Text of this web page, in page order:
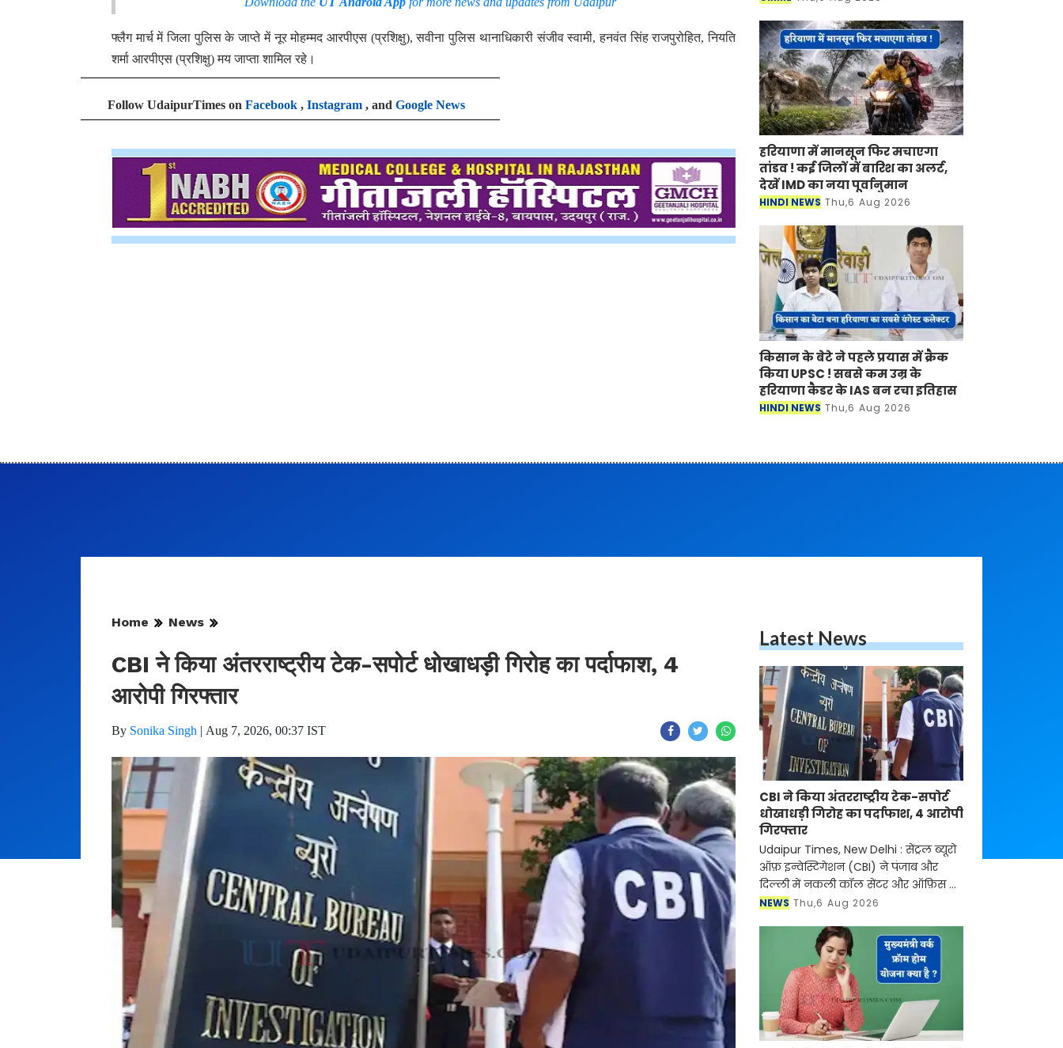
फ्लैग मार्च में जिला पुलिस के जाप्ते में नूर मोहम्मद आरपीएस (प्रशिक्षु), सवीना पुलिस थानाधिकारी संजीव स्वामी, हनवंत सिंह राजपुरोहित, नियति
शर्मा आरपीएस (प्रशिक्षु) मय जाप्ता शामिल रहे।
Follow UdaipurTimes on Facebook , Instagram , and Google News
हरियाणा में मानसून फिर मचाएगा
तांडव ! कई जिलों में बारिश का अलर्ट,
देखें IMD का नया पूर्वानुमान
HINDI NEWS Thu,6 Aug 2026
किसान के बेटे ने पहले प्रयास में क्रैक
किया UPSC ! सबसे कम उम्र के
हरियाणा कैडर के IAS बन रचा इतिहास
HINDI NEWS Thu,6 Aug 2026
Home News
CBI ने किया अंतरराष्ट्रीय टेक-सपोर्ट धोखाधड़ी गिरोह का पर्दाफाश, 4
आरोपी गिरफ्तार
By Sonika Singh | Aug 7, 2026, 00:37 IST
Latest News
CBI ने किया अंतरराष्ट्रीय टेक-सपोर्ट
धोखाधड़ी गिरोह का पर्दाफाश, 4 आरोपी
गिरफ्तार
Udaipur Times, New Delhi : सेंट्रल ब्यूरो
ऑफ़ इन्वेस्टिगेशन (CBI) ने पंजाब और
दिल्ली में नकली कॉल सेंटर और ऑफ़िस के
ज़रिए चल रहे एक बड़े इंटरनेशनल टेक-
NEWS Thu,6 Aug 2026